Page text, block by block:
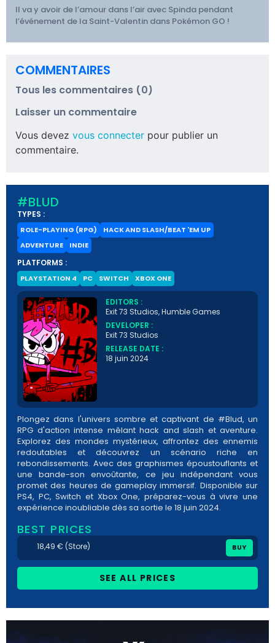
Il va y avoir de l’amour dans l’air avec Spinda pendant
l’événement de la Saint-Valentin dans Pokémon GO !
COMMENTAIRES
Tous les commentaires (0)
Laisser un commentaire
Vous devez vous connecter pour publier un
commentaire.
#BLUD
TYPES :
ROLE-PLAYING (RPG)
HACK AND SLASH/BEAT 'EM UP
ADVENTURE
INDIE
PLATFORMS :
PLAYSTATION 4 PC SWITCH XBOX ONE
EDITORS :
Exit 73 Studios, Humble Games
DEVELOPER :
Exit 73 Studios
RELEASE DATE :
18 juin 2024
Plongez dans l'univers sombre et captivant de #Blud, un
RPG d'action intense mêlant hack and slash et aventure.
Explorez des mondes mystérieux, affrontez des ennemis
redoutables et découvrez un scénario riche en
rebondissements. Avec des graphismes époustouflants et
une bande-son envoûtante, ce jeu indépendant vous
promet des heures de gameplay immersif. Disponible sur
PS4, PC, Switch et Xbox One, préparez-vous à vivre une
expérience inoubliable dès sa sortie le 18 juin 2024.
BEST PRICES
18,49 € (Store) BUY
SEE ALL PRICES